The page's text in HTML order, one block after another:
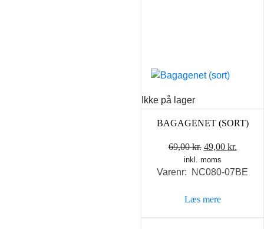
Ikke på lager
BAGAGENET (SORT)
69,00kr. Den
oprindelige
pris
69,00 kr..
49,00 kr.Den
pris
inkl. moms
Varenr: NC080-07BE
Læs mere